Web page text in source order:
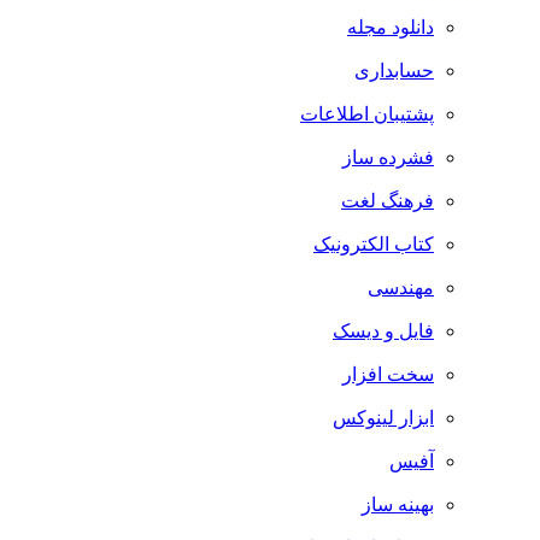
دانلود مجله
حسابداری
پشتیبان اطلاعات
فشرده ساز
فرهنگ لغت
کتاب الکترونیک
مهندسی
فایل و دیسک
سخت افزار
ابزار لینوکس
بهینه ساز